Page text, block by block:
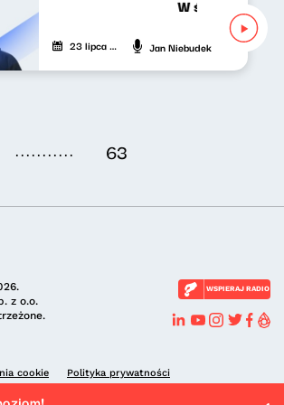
W środku dnia
23 lipca 2026 Jan Niebudek
........... 63
z o.o.
WSPIERAJ RADIO
cookie Polityka prywatności